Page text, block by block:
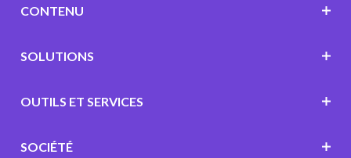
CONTENU
SOLUTIONS
OUTILS ET SERVICES
SOCIÉTÉ